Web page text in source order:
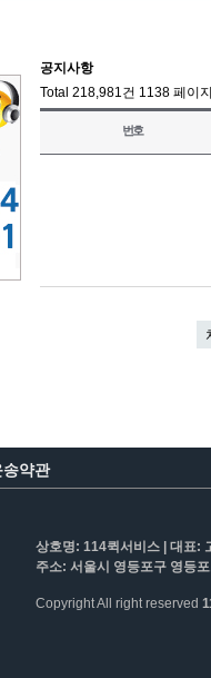
공지사항
Total 218,981건 1138 페이지
번호
약관
상호명: 114퀵서비스 | 대표:
주소: 서울시 영등포구 영등
Copyright All right reserved